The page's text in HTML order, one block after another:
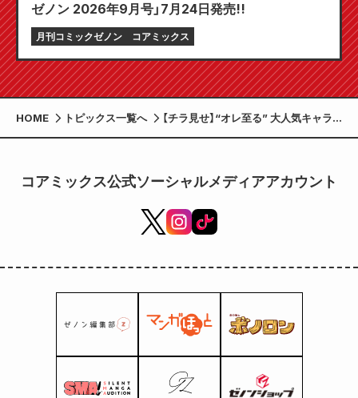
ゼノン 2026年9月号」7月24日発売!!
月刊コミックゼノン コアミックス
HOME トピックス一覧へ
【チラ見せ】“オレ至る” 大人気キャラ
クター釈迦アクリルフィギュア付き!!
コアミックス公式ソーシャルメディアアカウント